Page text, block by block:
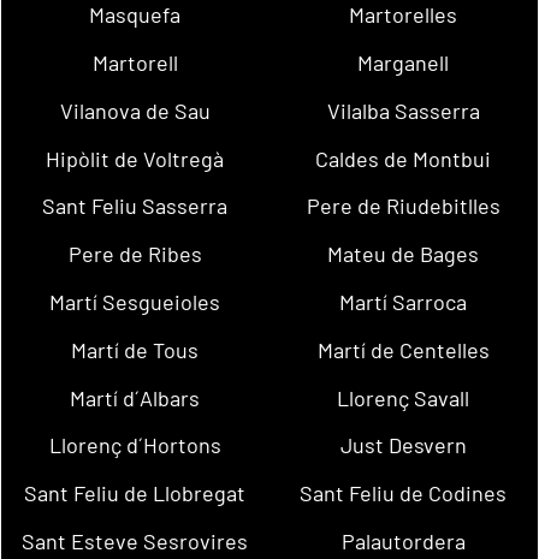
Masquefa
Martorelles
Martorell
Marganell
Vilanova de Sau
Vilalba Sasserra
Hipòlit de Voltregà
Caldes de Montbui
Sant Feliu Sasserra
Pere de Riudebitlles
Pere de Ribes
Mateu de Bages
Martí Sesgueioles
Martí Sarroca
Martí de Tous
Martí de Centelles
Martí d´Albars
Llorenç Savall
Llorenç d´Hortons
Just Desvern
Sant Feliu de Llobregat
Sant Feliu de Codines
Sant Esteve Sesrovires
Palautordera